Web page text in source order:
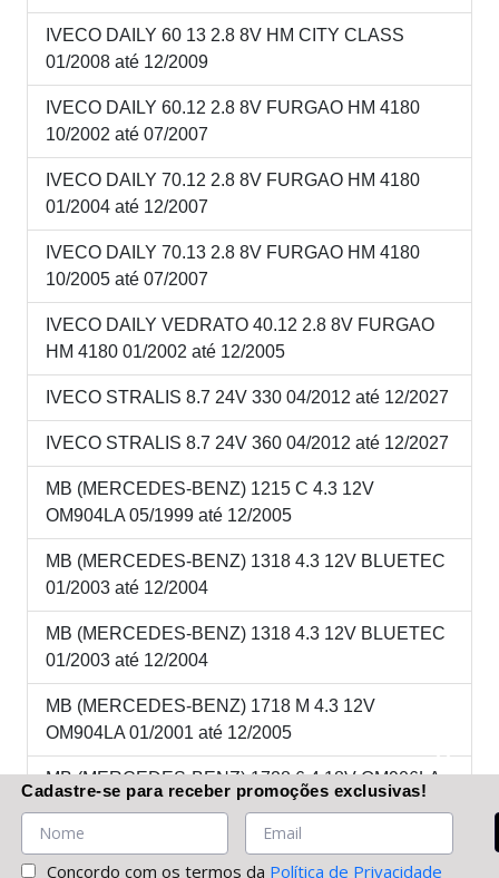
IVECO DAILY 60 13 2.8 8V HM CITY CLASS
01/2008 até 12/2009
IVECO DAILY 60.12 2.8 8V FURGAO HM 4180
10/2002 até 07/2007
IVECO DAILY 70.12 2.8 8V FURGAO HM 4180
01/2004 até 12/2007
IVECO DAILY 70.13 2.8 8V FURGAO HM 4180
10/2005 até 07/2007
IVECO DAILY VEDRATO 40.12 2.8 8V FURGAO
HM 4180 01/2002 até 12/2005
IVECO STRALIS 8.7 24V 330 04/2012 até 12/2027
IVECO STRALIS 8.7 24V 360 04/2012 até 12/2027
MB (MERCEDES-BENZ) 1215 C 4.3 12V
OM904LA 05/1999 até 12/2005
MB (MERCEDES-BENZ) 1318 4.3 12V BLUETEC
01/2003 até 12/2004
MB (MERCEDES-BENZ) 1318 4.3 12V BLUETEC
01/2003 até 12/2004
MB (MERCEDES-BENZ) 1718 M 4.3 12V
OM904LA 01/2001 até 12/2005
MB (MERCEDES-BENZ) 1728 6.4 18V OM906LA
04/2003 até 01/2006
MB (MERCEDES-BENZ) 2423K 6.4 18V OM906LA
Cadastre-se para receber promoções exclusivas!
Concordo com os termos da Política de Privacidade